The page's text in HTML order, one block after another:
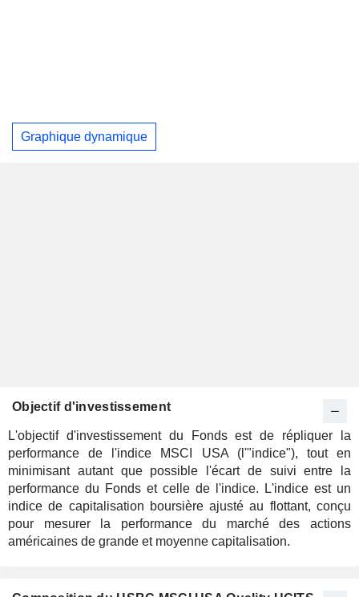
Graphique dynamique
Objectif d'investissement
L'objectif d'investissement du Fonds est de répliquer la
performance de l'indice MSCI USA (l'"indice"), tout en
minimisant autant que possible l'écart de suivi entre la
performance du Fonds et celle de l'indice. L'indice est un
indice de capitalisation boursière ajusté au flottant, conçu
pour mesurer la performance du marché des actions
américaines de grande et moyenne capitalisation.